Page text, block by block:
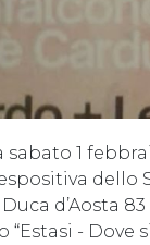
1
dello
d’Aosta
“Estasi - Dove